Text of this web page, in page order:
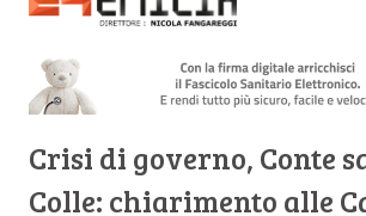
Crisi di governo, Conte
Colle: chiarimento alle